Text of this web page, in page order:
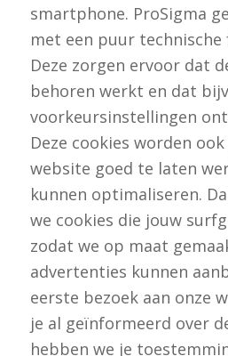
smartphone. ProSigma
met een puur
Deze zorgen ervoor dat
behoren werkt en dat
voorkeursinstellingen
Deze cookies worden
website goed te laten
kunnen optimaliseren.
we cookies die jouw
zodat we op maat
advertenties kunnen
eerste bezoek aan onze
je al geïnformeerd over
hebben we je